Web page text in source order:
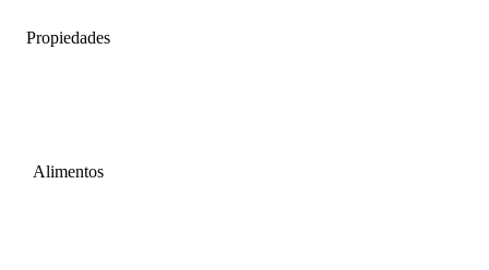
Propiedades
Alimentos